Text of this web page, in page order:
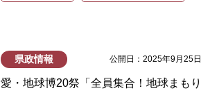
県政情報 公開日：2025年9月25日
愛・地球博20祭「全員集合！地球まもり